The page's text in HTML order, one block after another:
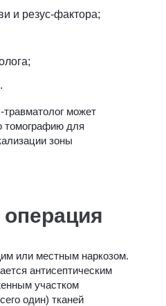
и резус-фактора;
может
томографию для
зоны
операция
или местным наркозом.
антисептическим
участком
один) тканей